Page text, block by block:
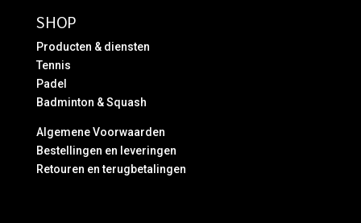
SHOP
Producten & diensten
Tennis
Padel
Badminton & Squash
Algemene Voorwaarden
Bestellingen en leveringen
Retouren en terugbetalingen